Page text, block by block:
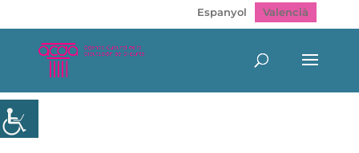
Espanyol Valencià